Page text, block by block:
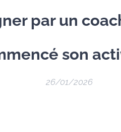
par un
son
26/01/2026